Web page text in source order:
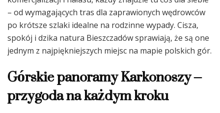
– od wymagających tras dla zaprawionych wędrowców
po krótsze szlaki idealne na rodzinne wypady. Cisza,
spokój i dzika natura Bieszczadów sprawiają, że są one
jednym z najpiękniejszych miejsc na mapie polskich gór.
Górskie panoramy Karkonoszy –
przygoda na każdym kroku